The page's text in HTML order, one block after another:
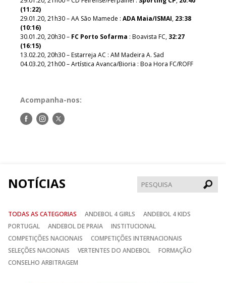
(11:22)
29.01.20, 21h30 – AA São Mamede : ADA Maia/ISMAI, 23:38
(10:16)
30.01.20, 20h30 – FC Porto Sofarma : Boavista FC, 32:27
(16:15)
13.02.20, 20h30 – Estarreja AC : AM Madeira A. Sad
04.03.20, 21h00 – Artística Avanca/Bioria : Boa Hora FC/ROFF
Acompanha-nos:
Siga-Siga-Siga-
NOTÍCIAS
TODAS AS CATEGORIAS ANDEBOL 4 GIRLS
ANDEBOL 4 KIDS
PORTUGAL
ANDEBOL DE PRAIA
INSTITUCIONAL
COMPETIÇÕES NACIONAIS
COMPETIÇÕES INTERNACIONAIS
SELEÇÕES NACIONAIS
VERTENTES DO ANDEBOL
FORMAÇÃO
CONSELHO ARBITRAGEM